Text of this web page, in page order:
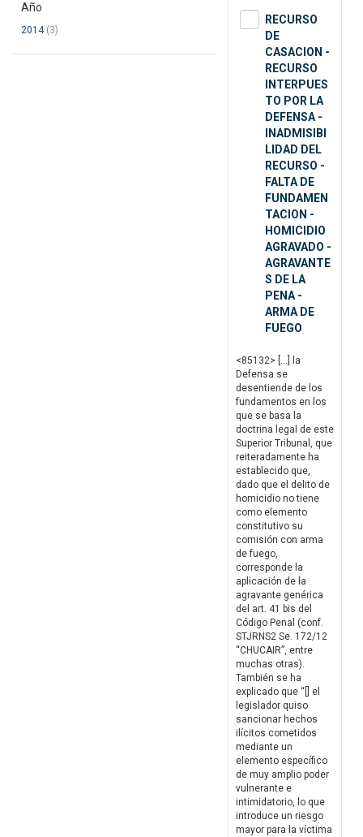
Año
2014(3)
RECURSO
DE
CASACION -
RECURSO
INTERPUES
TO POR LA
DEFENSA -
INADMISIBI
LIDAD DEL
RECURSO -
FALTA DE
FUNDAMEN
TACION -
HOMICIDIO
AGRAVADO -
AGRAVANTE
S DE LA
PENA -
ARMA DE
FUEGO
<85132> […] la
Defensa se
desentiende de los
fundamentos en los
que se basa la
doctrina legal de este
Superior Tribunal, que
reiteradamente ha
establecido que,
dado que el delito de
homicidio no tiene
como elemento
constitutivo su
comisión con arma
de fuego,
corresponde la
aplicación de la
agravante genérica
del art. 41 bis del
Código Penal (conf.
STJRNS2 Se. 172/12
“CHUCAIR”, entre
muchas otras).
También se ha
explicado que “[] el
legislador quiso
sancionar hechos
ilícitos cometidos
mediante un
elemento específico
de muy amplio poder
vulnerante e
intimidatorio, lo que
introduce un riesgo
mayor para la víctima